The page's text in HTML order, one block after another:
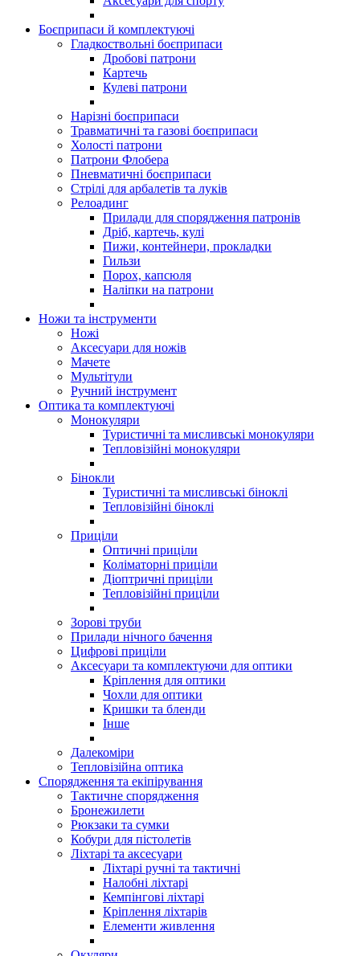
Боєприпаси й комплектуючі
Гладкоствольні боєприпаси
Дробові патрони
Картечь
Кулеві патрони
Нарізні боєприпаси
Травматичні та газові боєприпаси
Холості патрони
Патрони Флобера
Пневматичні боєприпаси
Стрілі для арбалетів та луків
Релоадинг
Прилади для спорядження патронів
Дріб, картечь, кулі
Пижи, контейнери, прокладки
Гильзи
Порох, капсюля
Наліпки на патрони
Ножи та інструменти
Ножі
Аксесуари для ножів
Мачете
Мультітули
Ручний інструмент
Оптика та комплектуючі
Монокуляри
Туристичні та мисливські монокуляри
Тепловізійні монокуляри
Бінокли
Туристичні та мисливські біноклі
Тепловізійні біноклі
Приціли
Оптичні приціли
Коліматорні приціли
Діоптричні приціли
Тепловізійні приціли
Зорові труби
Прилади нічного бачення
Цифрові приціли
Аксесуари та комплектуючи для оптики
Кріплення для оптики
Чохли для оптики
Кришки та бленди
Інше
Далекоміри
Тепловізійна оптика
Спорядження та екіпірування
Тактичне спорядження
Бронежилети
Рюкзаки та сумки
Кобури для пістолетів
Ліхтарі та аксесуари
Ліхтарі ручні та тактичні
Налобні ліхтарі
Кемпінгові ліхтарі
Кріплення ліхтарів
Елементи живлення